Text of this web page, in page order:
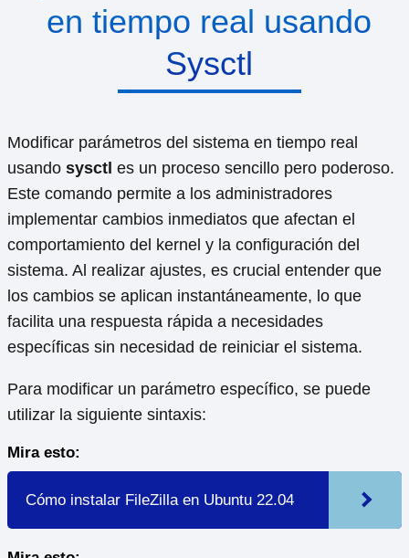
en tiempo real usando
Sysctl
Modificar parámetros del sistema en tiempo real
usando sysctl es un proceso sencillo pero poderoso.
Este comando permite a los administradores
implementar cambios inmediatos que afectan el
comportamiento del kernel y la configuración del
sistema. Al realizar ajustes, es crucial entender que
los cambios se aplican instantáneamente, lo que
facilita una respuesta rápida a necesidades
específicas sin necesidad de reiniciar el sistema.
Para modificar un parámetro específico, se puede
utilizar la siguiente sintaxis:
Mira esto:
Cómo instalar FileZilla en Ubuntu 22.04